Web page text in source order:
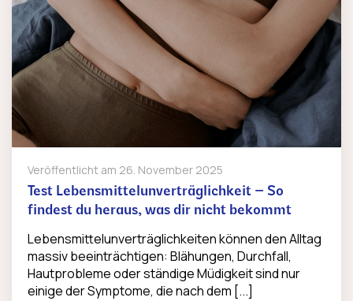
Veröffentlicht am 26. November 2025
Test Lebensmittelunverträglichkeit – So
findest du heraus, was dir nicht bekommt
Lebensmittelunverträglichkeiten können den Alltag
massiv beeinträchtigen: Blähungen, Durchfall,
Hautprobleme oder ständige Müdigkeit sind nur
einige der Symptome, die nach dem [...]